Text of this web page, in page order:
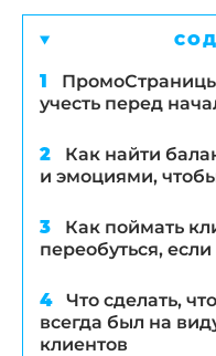
учесть перед
Как найти
и эмоциями,
Как поймать
переобуться,
Что сделать,
всегда был на
клиентов